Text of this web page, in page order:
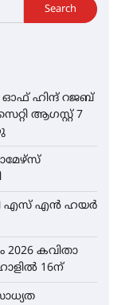
Search
ഓഫ് ഹിന്ദ് റജബ്
ആഗസ്റ്റ് 7
എസ് എൻ ഹയർ
കവിതാ
16ന്